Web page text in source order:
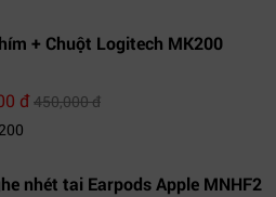
+ Chuột Logitech MK200
đ450,000 đ
nhét tai Earpods Apple MNHF2